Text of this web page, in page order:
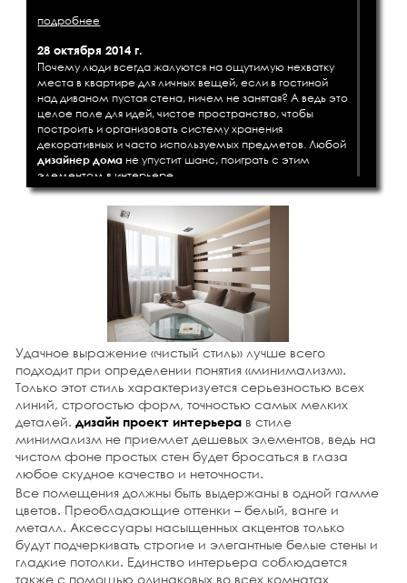
подробнее
28 октября 2014 г.
Почему люди всегда жалуются на ощутимую нехватку
места в квартире для личных вещей, если в гостиной
над диваном пустая стена, ничем не занятая? А ведь это
целое поле для идей, чистое пространство, чтобы
построить и организовать систему хранения
декоративных и часто используемых предметов. Любой
дизайнер дома не упустит шанс, поиграть с этим
элементом в интерьере.
27 октября 2014 г.
Франция – всемирная законодательница моды, а вот
Италия справедливо носит знамя хранительницы
вневременного шика. Дом итальянца, как и его
гардероб, предстает образчиком изысканного вкуса,
совокупностью бессмертной классики и модного
веяния, воплощением в непревзойденной, качественной
и эстетической мебели.
подробнее
27 октября 2014 г.
Омбре представляет собой тренд интерьера, его
основу составляет переход цвета от темного тона к
светлому, то же касается и оттенков. Этот прием
можно также назвать «деграде», «градиент» и применять
его для разных деталей при оформлении помещений,
что часто делает, скажем,дизайнер загородных
домов. Есть несколько основных идей, где допускается
применить эффект омбре для интерьеров.
подробнее
Удачное выражение «чистый стиль» лучше всего
подходит при определении понятия «минимализм».
Только этот стиль характеризуется серьезностью всех
линий, строгостью форм, точностью самых мелких
деталей.дизайн проект интерьера в стиле
минимализм не приемлет дешевых элементов, ведь на
чистом фоне простых стен будет бросаться в глаза
любое скудное качество и неточности.
Все помещения должны быть выдержаны в одной гамме
цветов. Преобладающие оттенки – белый, ванге и
металл. Аксессуары насыщенных акцентов только
будут подчеркивать строгие и элегантные белые стены и
гладкие потолки. Единство интерьера соблюдается
также с помощью одинаковых во всех комнатах